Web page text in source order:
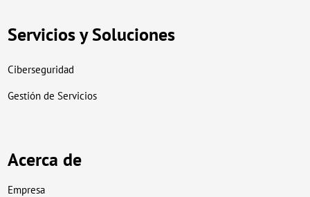
Servicios y Soluciones
Ciberseguridad
Gestión de Servicios
Acerca de
Empresa